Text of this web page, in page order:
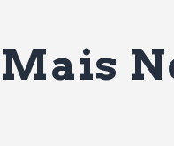
Mais